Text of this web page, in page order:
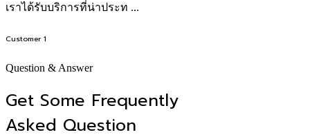
เราได้รับบริการที่น่าประท ...
Customer 1
Question & Answer
Get Some Frequently
Asked Question